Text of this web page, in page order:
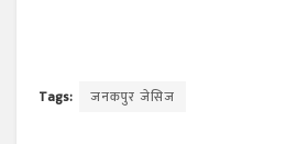
Tags: जनकपुर जेसिज